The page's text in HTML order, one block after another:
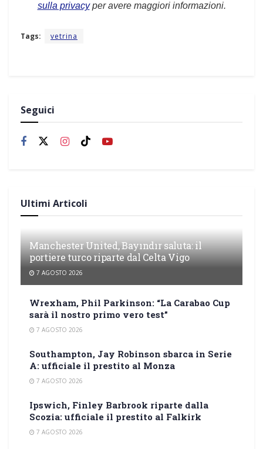
sulla privacyper avere maggiori informazioni.
Tags: vetrina
Seguici
Ultimi Articoli
Manchester United, Bayındır saluta: il
portiere turco riparte dal Celta Vigo
7 AGOSTO 2026
Wrexham, Phil Parkinson: “La Carabao Cup
sarà il nostro primo vero test”
7 AGOSTO 2026
Southampton, Jay Robinson sbarca in Serie
A: ufficiale il prestito al Monza
7 AGOSTO 2026
Ipswich, Finley Barbrook riparte dalla
Scozia: ufficiale il prestito al Falkirk
7 AGOSTO 2026